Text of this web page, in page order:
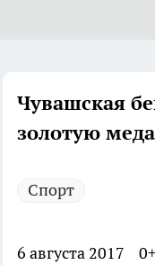
Чувашская
золотую
Спорт
6 августа 2017 0+